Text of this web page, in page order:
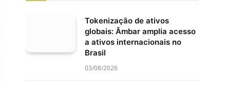
Tokenização de ativos
globais: Âmbar amplia acesso
a ativos internacionais no
Brasil
03/08/2026